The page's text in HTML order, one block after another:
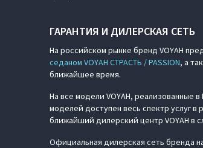
ГАРАНТИЯ И ДИЛЕРСКАЯ СЕТЬ
На российском рынке бренд VOYAH
седаном VOYAH СТРАСТЬ / PASSION, а
ближайшее время.
На все модели VOYAH, реализованные
моделей доступен весь спектр услуг
ближайший дилерский центр VOYAH в
Официальная дилерская сеть бренда